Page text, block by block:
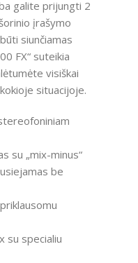
galite prijungti 2
įrašymo
siunčiamas
FX“ suteikia
visiškai
situacijoje.
su „mix-minus“
be
su specialiu